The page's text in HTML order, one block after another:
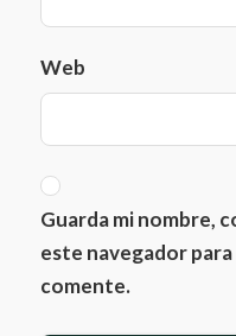
Web
Guarda mi nombre,
este navegador
comente.